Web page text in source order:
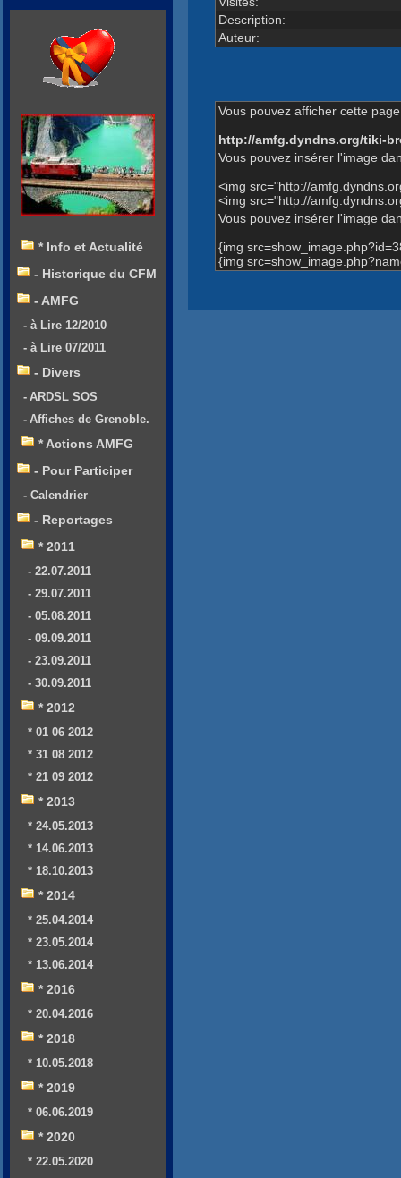
Description:
Auteur:
Vous pouvez afficher cette
http://amfg.dyndns.org/tiki-
Vous pouvez insérer l'image
<img src="http://
<img src="http://
Vous pouvez insérer l'image
{img
{img
* Info et Actualité
- Historique du CFM
- AMFG
- à Lire 12/2010
- à Lire 07/2011
- Divers
- ARDSL SOS
- Affiches de Grenoble.
* Actions AMFG
- Pour Participer
- Calendrier
- Reportages
* 2011
- 22.07.2011
- 29.07.2011
- 05.08.2011
- 09.09.2011
- 23.09.2011
- 30.09.2011
* 2012
* 01 06 2012
* 31 08 2012
* 21 09 2012
* 2013
* 24.05.2013
* 14.06.2013
* 18.10.2013
* 2014
* 25.04.2014
* 23.05.2014
* 13.06.2014
* 2016
* 20.04.2016
* 2018
* 10.05.2018
* 2019
* 06.06.2019
* 2020
* 22.05.2020